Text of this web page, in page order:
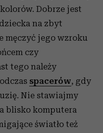
Dobrze jest
na zbyt
męczyć jego wzroku
czy
tego należy
spacerów, gdy
Nie stawiajmy
blisko komputera
światło też